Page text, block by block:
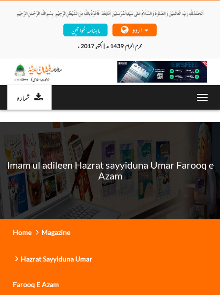
ماہنامہ خواتین
محرم الحرام 1439 ھ | اکتوبر 2017 ء
شمارہ
Imam ul adileen Hazrat sayyiduna Umar Farooq e
Azam
Home Magazine
Hazrat Sayyiduna Umar
Farooq E Azam